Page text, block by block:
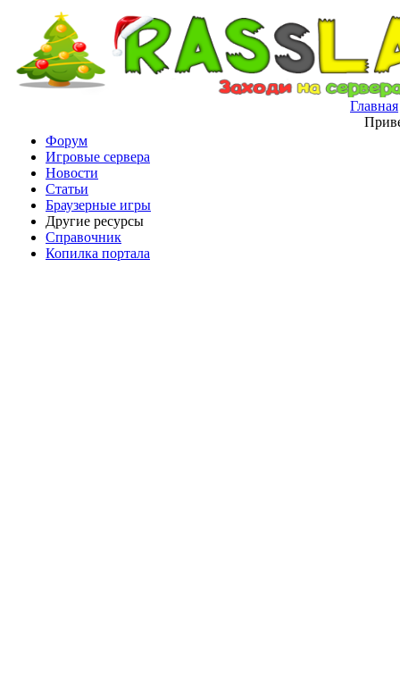
Главная
Форум
Игровые сервера
Новости
Статьи
Браузерные игры
Другие ресурсы
Справочник
Копилка портала